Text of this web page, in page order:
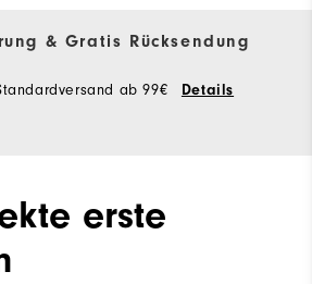
& Gratis Rücksendung
ab 99€ Details
erste